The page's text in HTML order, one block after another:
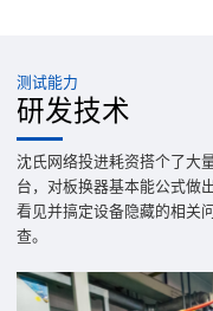
测试能力
研发技术
沈氏网络投进耗资搭个了大
台，对板换器基本能公式做
看见并搞定设备隐藏的相关
查。